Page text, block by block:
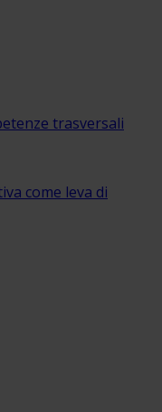
trasversali
come leva di